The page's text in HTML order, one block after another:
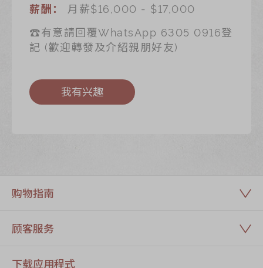
薪酬：
月薪$16,000 - $17,000
☎️有意請回覆WhatsApp 6305 0916登
記 (歡迎轉發及介紹親朋好友)
我有兴趣
购物指南
顾客服务
下载应用程式